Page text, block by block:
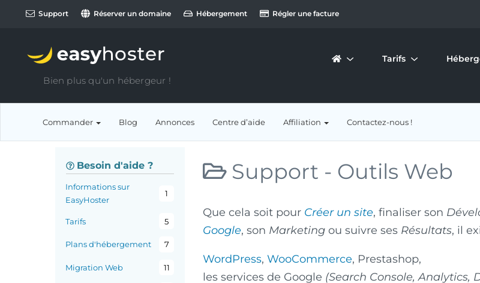
Support Réserver un domaine Hébergement Régler une facture
Bien plus qu'un hébergeur !
Tarifs
Commander Blog Annonces Centre d’aide Affiliation Contactez-nous !
Besoin d'aide ?
Informations sur
EasyHoster
1
Tarifs 5
Plans d'hébergement 7
Migration Web 11
Support - Outils Web
Que cela soit pour Créer un site, finaliser son
Google, son Marketing ou suivre ses Résultats, il
WordPress, WooCommerce, Prestashop,
les services de Google (Search Console, Analytics,